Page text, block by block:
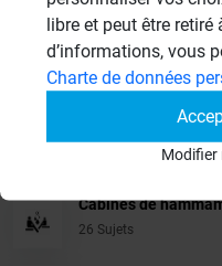
Revêtement Finition
19 Sujets
Cabines de
26 Sujets
libre et peut être
d’informations, vous
Charte de données
Modifier